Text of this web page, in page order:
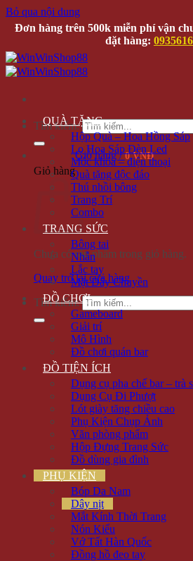
Bỏ qua nội dung
Đơn hàng trên 500k miễn phí vận
đặt hàng:
Tìm kiếm:
Giỏ hàng /0 VNĐ
Giỏ hàng
Chưa có sản phẩm trong giỏ hàng.
Quay trở lại cửa hàng
Tìm kiếm:
QUÀ TẶNG
Hộp Quà – Hoa Hồng Sáp
Lọ Hoa Sáp Đèn Led
Móc khóa – điện thoại
Quà tặng độc đáo
Thú nhồi bông
Trang Trí
Combo
TRANG SỨC
Bông tai
Nhẫn
Lắc tay
Mặt Dây Chuyền
ĐỒ CHƠI
Gameboard
Giải trí
Mô Hình
Đồ chơi quán bar
ĐỒ TIỆN ÍCH
Dụng cụ pha chế bar – trà
Dụng Cụ Đi Phượt
Lót giày tăng chiều cao
Phụ Kiện Chụp Ảnh
Văn phòng phẩm
Hộp Đựng Trang Sức
Đồ dùng gia đình
PHỤ KIỆN
Bóp Da Nam
Dây nịt
Mắt Kính Thời Trang
Nón Kiểu
Vớ Tất Hàn Quốc
Đồng hồ đeo tay